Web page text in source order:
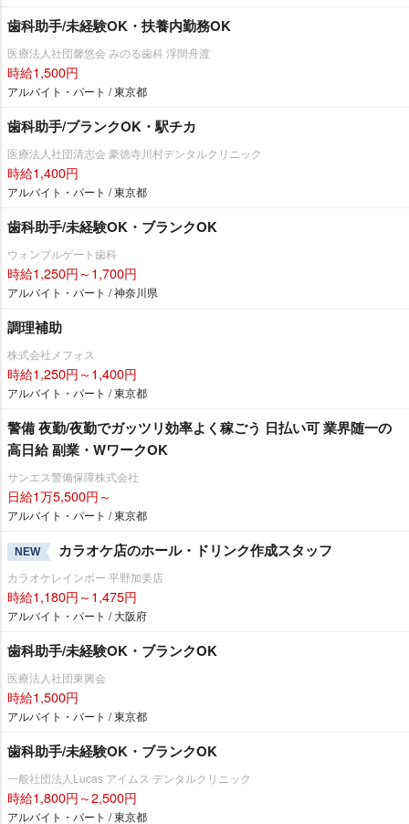
歯科助手/未経験OK・扶養内勤務OK
医療法人社団馨悠会 みのる歯科 浮間舟渡
時給1,500円
アルバイト・パート / 東京都
歯科助手/ブランクOK・駅チカ
医療法人社団清志会 豪徳寺川村デンタルクリニック
時給1,400円
アルバイト・パート / 東京都
歯科助手/未経験OK・ブランクOK
ウォンブルゲート歯科
時給1,250円～1,700円
アルバイト・パート / 神奈川県
調理補助
株式会社メフォス
時給1,250円～1,400円
アルバイト・パート / 東京都
警備 夜勤/夜勤でガッツリ効率よく稼ごう 日払い可 業界随一の
高日給 副業・WワークOK
サンエス警備保障株式会社
日給1万5,500円～
アルバイト・パート / 東京都
NEW カラオケ店のホール・ドリンク作成スタッフ
カラオケレインボー 平野加美店
時給1,180円～1,475円
アルバイト・パート / 大阪府
歯科助手/未経験OK・ブランクOK
医療法人社団東興会
時給1,500円
アルバイト・パート / 東京都
歯科助手/未経験OK・ブランクOK
一般社団法人Lucas アイムス デンタルクリニック
時給1,800円～2,500円
アルバイト・パート / 東京都